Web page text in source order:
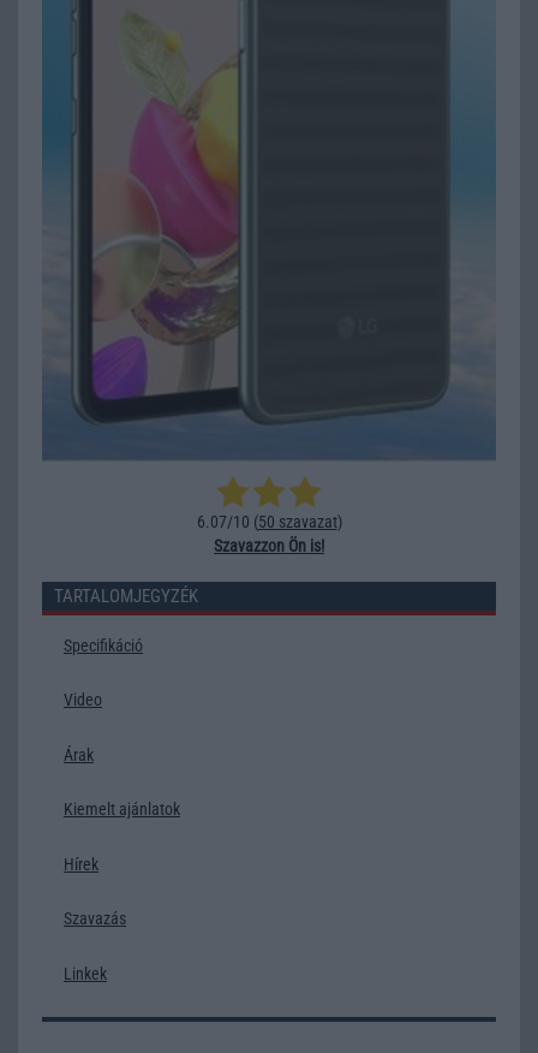
6.07/10 (50 szavazat)
Szavazzon Ön is!
TARTALOMJEGYZÉK
Specifikáció
Video
Árak
Kiemelt ajánlatok
Hírek
Szavazás
Linkek